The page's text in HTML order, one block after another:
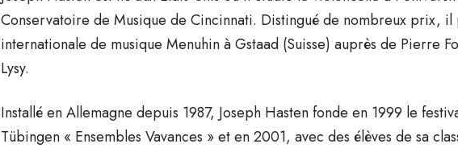
Conservatoire de Musique de Cincinnati. Distingué de nombreux prix, il
internationale de musique Menuhin à Gstaad (Suisse) auprès de Pierre
Lysy.
Installé en Allemagne depuis 1987, Joseph Hasten fonde en 1999 le
Tübingen « Ensembles Vavances » et en 2001, avec des élèves de sa